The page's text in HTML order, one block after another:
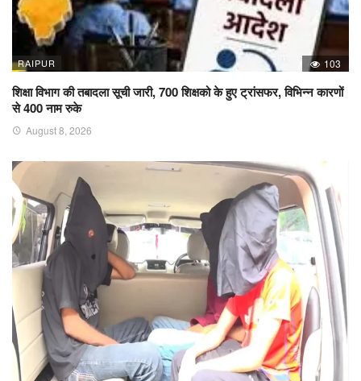
RAIPUR 103
शिक्षा विभाग की तबादला सूची जारी, 700 शिक्षको के हुए ट्रांसफर, विभिन्न कारणों
से 400 नाम रुके
August 8, 2026